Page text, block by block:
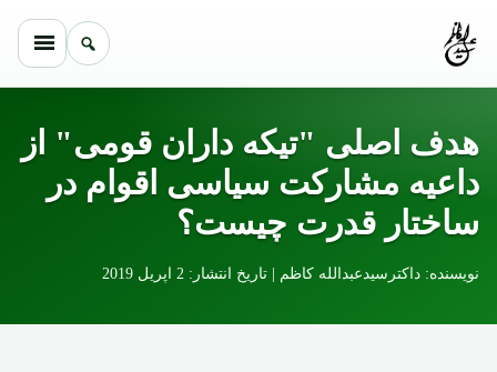
هدف اصلی "تیکه داران قومی" از
داعیه مشارکت سیاسی اقوام در
ساختار قدرت چیست؟
نویسنده: داکترسیدعبدالله کاظم | تاریخ انتشار: 2 اپریل 2019